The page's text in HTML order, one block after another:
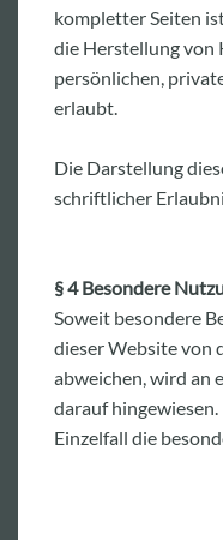
kompletter Seiten
die Herstellung von
persönlichen,
erlaubt.
Die Darstellung
schriftlicher
§ 4 Besondere
Soweit besondere
dieser Website von
abweichen, wird an
darauf
Einzelfall die